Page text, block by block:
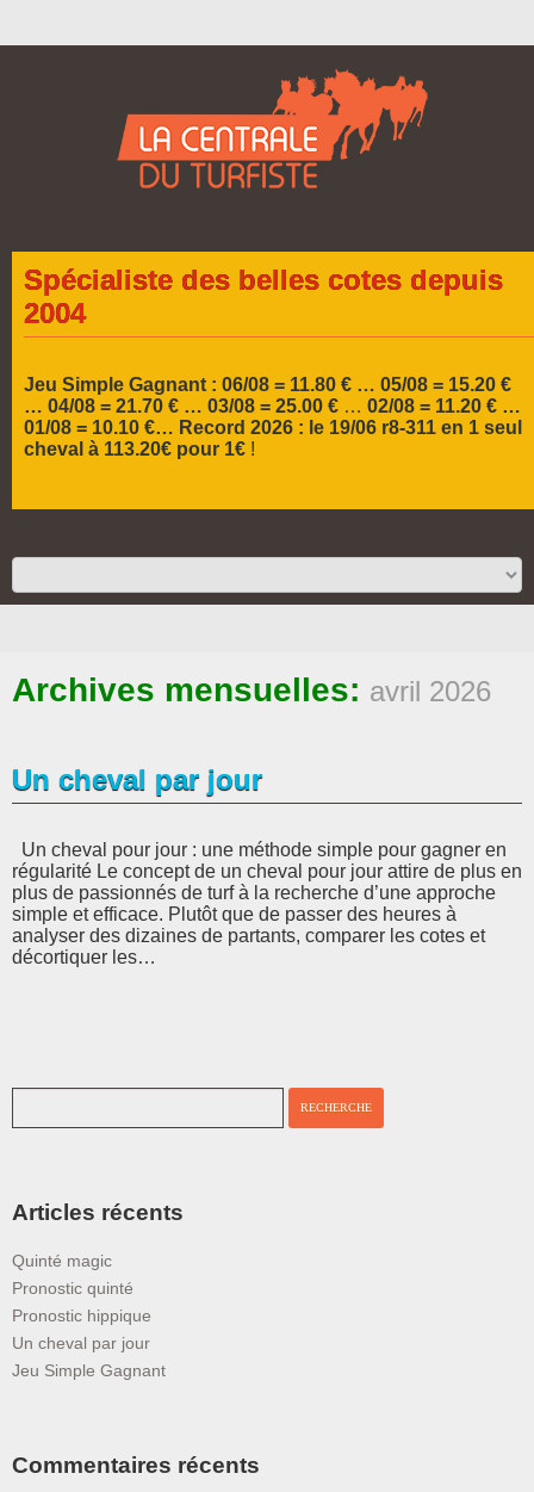
Spécialiste des belles cotes depuis
2004
Jeu Simple Gagnant : 06/08 = 11.80 € … 05/08 = 15.20 €
… 04/08 = 21.70 € … 03/08 = 25.00 € … 02/08 = 11.20 € …
01/08 = 10.10 €… Record 2026 : le 19/06 r8-311 en 1 seul
cheval à 113.20€ pour 1€ !
Archives mensuelles: avril 2026
Un cheval par jour
Un cheval pour jour : une méthode simple pour gagner en
régularité Le concept de un cheval pour jour attire de plus en
plus de passionnés de turf à la recherche d’une approche
simple et efficace. Plutôt que de passer des heures à
analyser des dizaines de partants, comparer les cotes et
décortiquer les…
Articles récents
Quinté magic
Pronostic quinté
Pronostic hippique
Un cheval par jour
Jeu Simple Gagnant
Commentaires récents